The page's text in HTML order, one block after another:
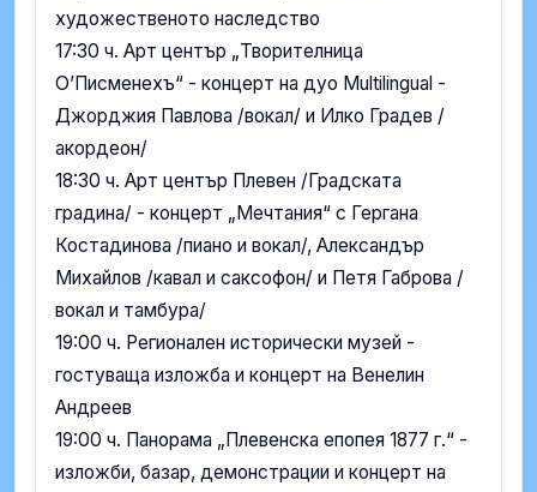
художественото наследство
17:30 ч. Арт център „Творителница
О’Писменехъ“ - концерт на дуо Multilingual -
Джорджия Павлова /вокал/ и Илко Градев /
акордеон/
18:30 ч. Арт център Плевен /Градската
градина/ - концерт „Мечтания“ с Гергана
Костадинова /пиано и вокал/, Александър
Михайлов /кавал и саксофон/ и Петя Габрова /
вокал и тамбура/
19:00 ч. Регионален исторически музей -
гостуваща изложба и концерт на Венелин
Андреев
19:00 ч. Панорама „Плевенска епопея 1877 г.“ -
изложби, базар, демонстрации и концерт на